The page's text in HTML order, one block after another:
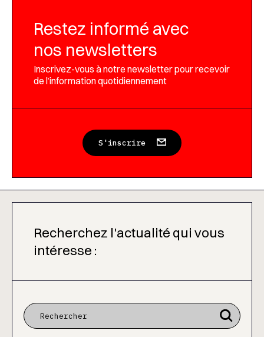
Restez informé avec
nos newsletters
Inscrivez-vous à notre newsletter pour recevoir
de l’information quotidiennement
S'inscrire
Recherchez l'actualité qui vous
intéresse :